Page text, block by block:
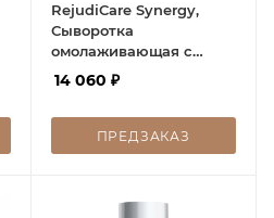
RejudiCare Synergy,
Сыворотка
омолаживающая с
витамином C, 3C Serum,
14 060 ₽
ПРЕДЗАКАЗ